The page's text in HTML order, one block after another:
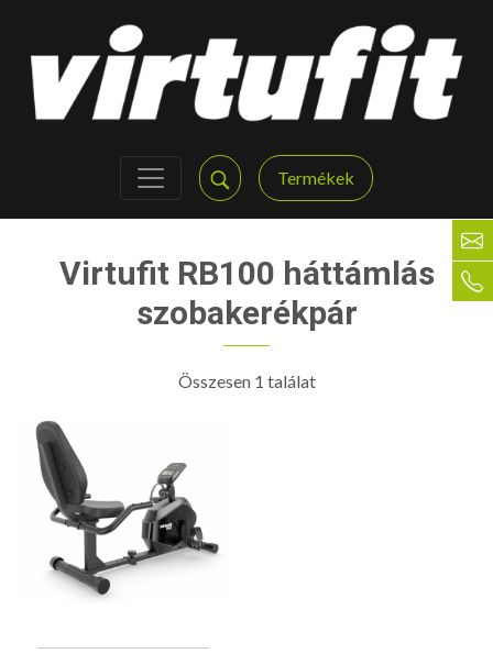
Termékek
Virtufit RB100 háttámlás
szobakerékpár
Összesen 1 találat